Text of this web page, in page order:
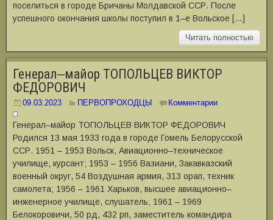
поселиться в городе Бричаны Молдавской ССР. После
успешного окончания школы поступил в 1–е Вольское […]
Читать полностью
Генерал‒майор ТОПОЛЬЦЕВ ВИКТОР
ФЕДОРОВИЧ
09.03.2023 ПЕРВОПРОХОДЦЫ Комментарии
Генерал‒майор ТОПОЛЬЦЕВ ВИКТОР ФЕДОРОВИЧ
Родился 13 мая 1933 года в городе Гомель Белорусской
ССР. 1951 – 1953 Вольск, Авиационно–техническое
училище, курсант; 1953 – 1956 Вазиани, Закавказский
военный округ, 54 Воздушная армия, 313 орап, техник
самолета; 1956 – 1961 Харьков, высшее авиационно–
инженерное училище, слушатель; 1961 – 1969
Белокоровичи, 50 рд, 432 рп, заместитель командира